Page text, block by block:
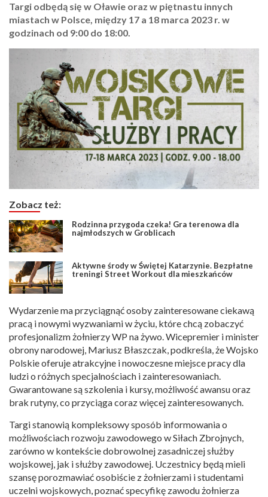
Targi odbędą się w Oławie oraz w piętnastu innych
miastach w Polsce, między 17 a 18 marca 2023 r. w
godzinach od 9:00 do 18:00.
Zobacz też:
Rodzinna przygoda czeka! Gra terenowa dla
najmłodszych w Groblicach
Aktywne środy w Świętej Katarzynie. Bezpłatne
treningi Street Workout dla mieszkańców
Wydarzenie ma przyciągnąć osoby zainteresowane ciekawą
pracą i nowymi wyzwaniami w życiu, które chcą zobaczyć
profesjonalizm żołnierzy WP na żywo. Wicepremier i minister
obrony narodowej, Mariusz Błaszczak, podkreśla, że Wojsko
Polskie oferuje atrakcyjne i nowoczesne miejsce pracy dla
ludzi o różnych specjalnościach i zainteresowaniach.
Gwarantowane są szkolenia i kursy, możliwość awansu oraz
brak rutyny, co przyciąga coraz więcej zainteresowanych.
Targi stanowią kompleksowy sposób informowania o
możliwościach rozwoju zawodowego w Siłach Zbrojnych,
zarówno w kontekście dobrowolnej zasadniczej służby
wojskowej, jak i służby zawodowej. Uczestnicy będą mieli
szansę porozmawiać osobiście z żołnierzami i studentami
uczelni wojskowych, poznać specyfikę zawodu żołnierza